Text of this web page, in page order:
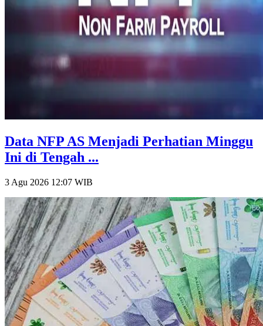
Data NFP AS Menjadi Perhatian Minggu
Ini di Tengah ...
3 Agu 2026 12:07 WIB